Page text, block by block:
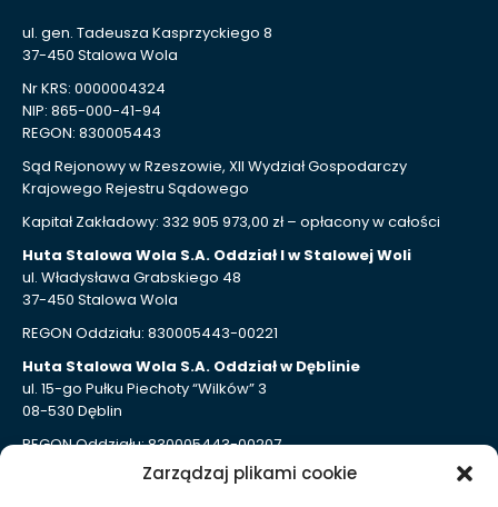
Zarządzaj plikami cookie
ul. gen. Tadeusza Kasprzyckiego 8
37-450 Stalowa Wola
Nr KRS: 0000004324
NIP: 865-000-41-94
REGON: 830005443
Sąd Rejonowy w Rzeszowie, XII Wydział Gospodarczy
Krajowego Rejestru Sądowego
Kapitał Zakładowy: 332 905 973,00 zł – opłacony w całości
Huta Stalowa Wola S.A. Oddział I w Stalowej Woli
ul. Władysława Grabskiego 48
37-450 Stalowa Wola
REGON Oddziału: 830005443-00221
Huta Stalowa Wola S.A. Oddział w Dęblinie
ul. 15-go Pułku Piechoty “Wilków” 3
08-530 Dęblin
REGON Oddziału: 830005443-00207
Huta Stalowa Wola S.A. Oddział Autosan w Sanoku